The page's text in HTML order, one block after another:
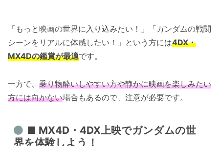
「もっと映画の世界に入り込みたい！」「ガンダムの戦闘
シーンをリアルに体感したい！」という方には4DX・
MX4Dの鑑賞が最適です。
一方で、 乗り物酔いしやすい方や静かに映画を楽しみたい
方には向かない場合もあるので、注意が必要です。
■ MX4D・4DX上映でガンダムの世
界を体験しよう！